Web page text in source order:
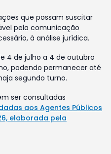
que possam suscitar
pela comunicação
à análise jurídica.
4 de julho a 4 de outubro
podendo permanecer até
segundo turno.
ser consultadas
aos Agentes Públicos
elaborada pela